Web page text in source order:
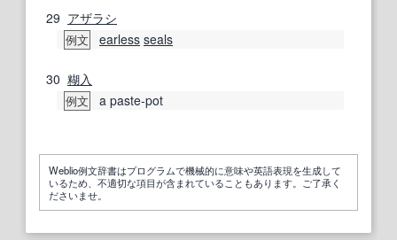
29 アザラシ
例文 earless seals
30 糊入
例文 a paste-pot
Weblio例文辞書はプログラムで機械的に意味や英語表現を生成して
いるため、不適切な項目が含まれていることもあります。ご了承く
ださいませ。